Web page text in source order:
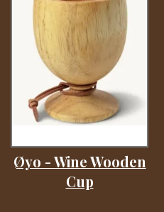
Øyo - Wine Wooden
Cup